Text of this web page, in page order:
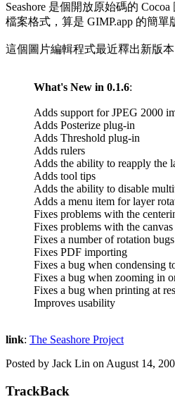
Seashore 是個開放原始碼的
檔案格式，算是 GIMP.app 的簡單
這個圖片編輯程式最近釋出新版
What's New in 0.1.6:
Adds support for JPEG 2000
Adds Posterize plug-in
Adds Threshold plug-in
Adds rulers
Adds the ability to reapply the
Adds tool tips
Adds the ability to disable
Adds a menu item for layer
Fixes problems with the
Fixes problems with the
Fixes a number of rotation bugs
Fixes PDF importing
Fixes a bug when condensing
Fixes a bug when zooming in
Fixes a bug when printing at
Improves usability
link: The Seashore Project
Posted by Jack Lin on August 14,
TrackBack